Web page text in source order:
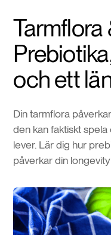
Tarmflora
och ett
Din tarmflora
den kan faktiskt spela
lever. Lär dig hur
påverkar din